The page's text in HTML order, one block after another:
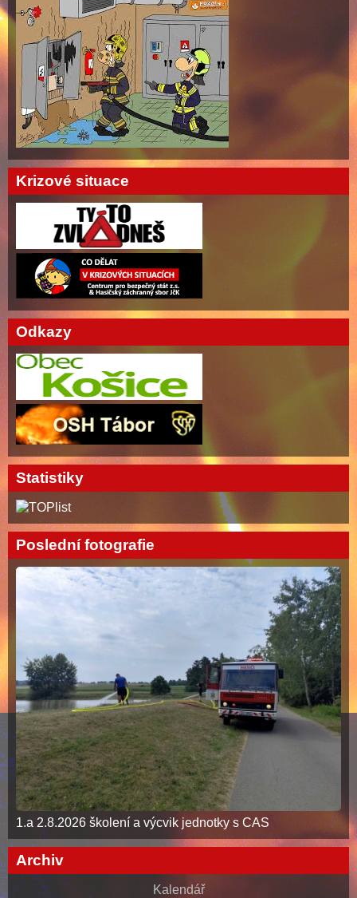
Krizové situace
Odkazy
Statistiky
Poslední fotografie
1.a 2.8.2026 školení a výcvik jednotky s CAS
Archiv
Kalendář